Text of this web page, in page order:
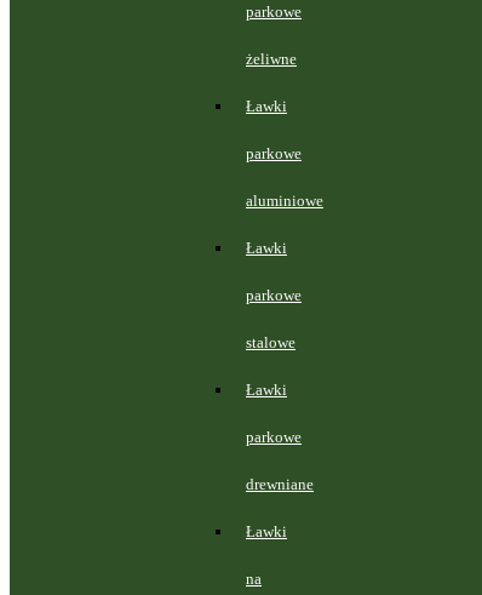
parkowe
żeliwne
Ławki
parkowe
aluminiowe
Ławki
parkowe
stalowe
Ławki
parkowe
drewniane
Ławki
na